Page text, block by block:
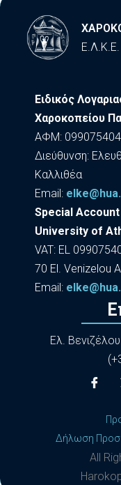
Ε.Λ.Κ.Ε.
Ειδικός
Χαροκοπείου
ΑΦΜ:
Διεύθυνση:
Καλλιθέα
Εmail:
Special
University of
VAT: EL
70 El. Venizelou
Εmail:
Ελ.
Δήλωση
All